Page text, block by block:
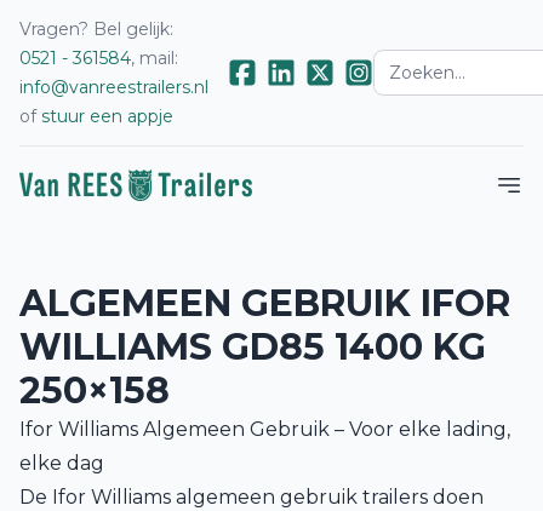
Vragen? Bel gelijk:
0521 - 361584, mail:
info@vanreestrailers.nl
ofstuur een appje
ALGEMEEN GEBRUIK IFOR
WILLIAMS GD85 1400 KG
250×158
Ifor Williams Algemeen Gebruik – Voor elke lading,
elke dag
De Ifor Williams algemeen gebruik trailers doen